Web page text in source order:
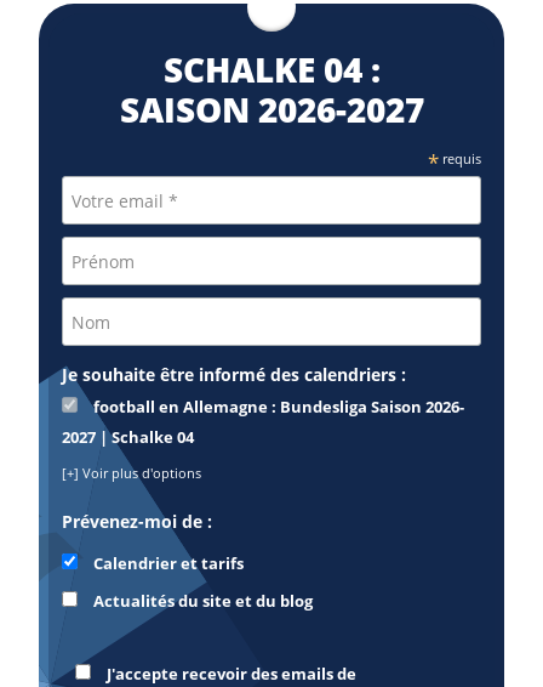
SCHALKE 04 :
SAISON 2026⁠-2027
*requis
Je souhaite être informé des calendriers :
football en Allemagne : Bundesliga Saison 2026-
2027 | Schalke 04
[+] Voir plus d'options
Prévenez-moi de :
Calendrier et tarifs
Actualités du site et du blog
J'accepte recevoir des emails de